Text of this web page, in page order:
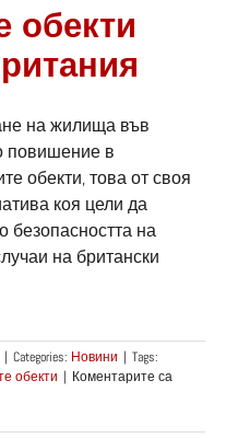
обекти
на жилища във
повишение в
обекти, това от своя
коя цели да
безопасността на
на британски
| Categories: Новини | Tags:
обекти | Коментарите са